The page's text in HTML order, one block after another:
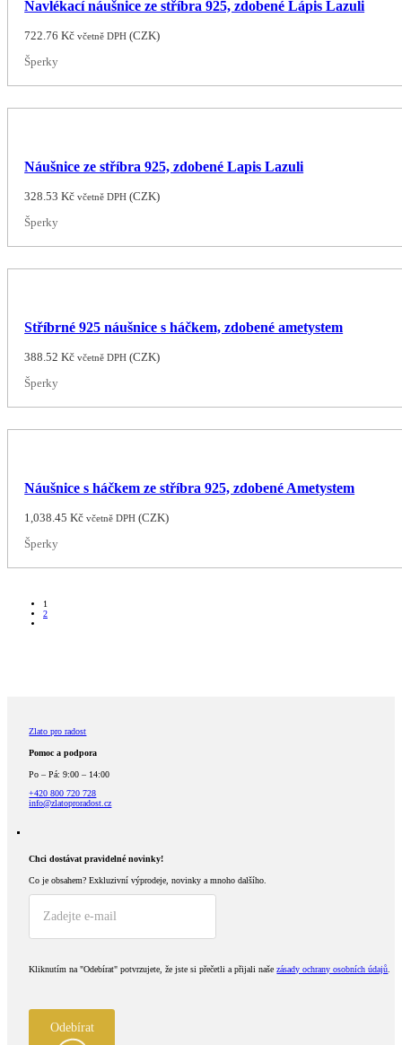
Navlékací náušnice ze stříbra 925, zdobené Lápis Lazuli
722.76Kč včetně DPH (CZK)
Šperky
Náušnice ze stříbra 925, zdobené Lapis Lazuli
328.53Kč včetně DPH (CZK)
Šperky
Stříbrné 925 náušnice s háčkem, zdobené ametystem
388.52Kč včetně DPH (CZK)
Šperky
Náušnice s háčkem ze stříbra 925, zdobené Ametystem
1,038.45Kč včetně DPH (CZK)
Šperky
1
2
Zlato pro radost
Pomoc a podpora
Po – Pá: 9:00 – 14:00
+420 800 720 728
info@zlatoproradost.cz
Chci dostávat pravidelné novinky!​
Co je obsahem? Exkluzivní výprodeje, novinky a mnoho dalšího.
Kliknutím na "Odebírat" potvrzujete, že jste si přečetli a přijali našezásady ochrany osobních údajů.
Odebírat